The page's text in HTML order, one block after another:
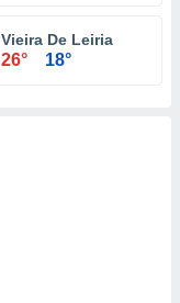
Vieira De Leiria
26° 18°